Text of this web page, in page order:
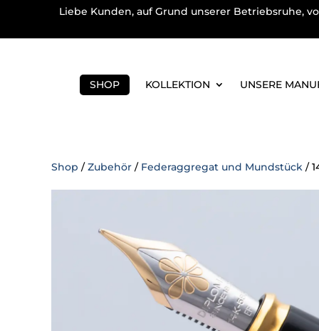
Liebe Kunden, auf Grund unserer Betriebsruhe,
SHOP KOLLEKTION UNSERE
Shop /Zubehör / Federaggregat und Mundstück /